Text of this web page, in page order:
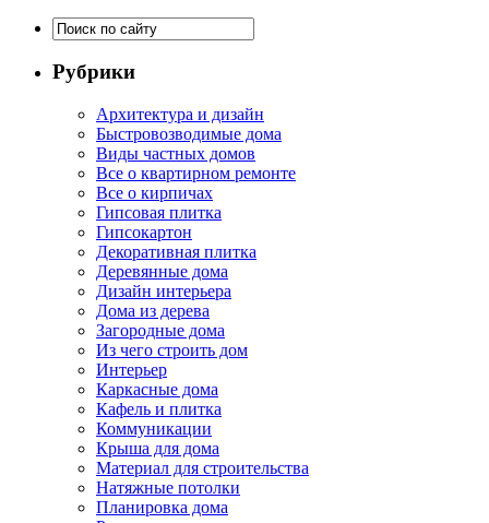
Рубрики
Архитектура и дизайн
Быстровозводимые дома
Виды частных домов
Все о квартирном ремонте
Все о кирпичах
Гипсовая плитка
Гипсокартон
Декоративная плитка
Деревянные дома
Дизайн интерьера
Дома из дерева
Загородные дома
Из чего строить дом
Интерьер
Каркасные дома
Кафель и плитка
Коммуникации
Крыша для дома
Материал для строительства
Натяжные потолки
Планировка дома